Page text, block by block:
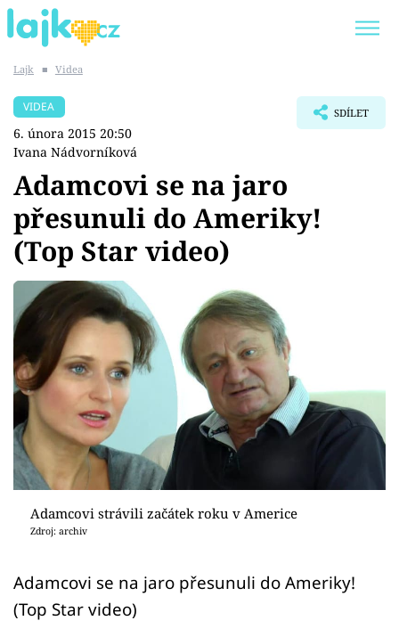
SHOPAHOLICADEL
Témata
Showbyznys
Youtubeři
Virály
Sex a vztahy
Videa
Sledujte prima+
Přihlášení
Sledujte nás
Lajk ■ Videa
VIDEA
6. února 2015 20:50
Ivana Nádvorníková
SDÍLET
Adamcovi se na jaro
přesunuli do Ameriky!
(Top Star video)
Adamcovi strávili začátek roku v Americe
Zdroj: archiv
Adamcovi se na jaro přesunuli do Ameriky!
(Top Star video)